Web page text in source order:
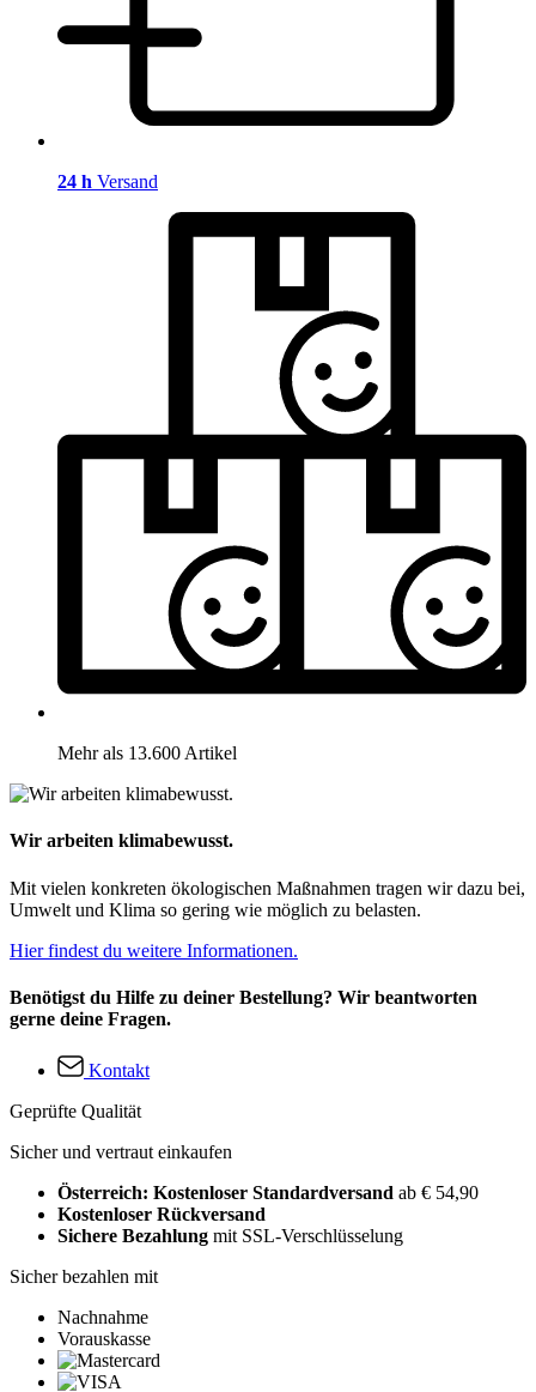
24 h Versand
Mehr als 13.600 Artikel
Wir arbeiten klimabewusst.
Mit vielen konkreten ökologischen Maßnahmen tragen wir dazu bei,
Umwelt und Klima so gering wie möglich zu belasten.
Hier findest du weitere Informationen.
Benötigst du Hilfe zu deiner Bestellung? Wir beantworten
gerne deine Fragen.
Kontakt
Geprüfte Qualität
Sicher und vertraut einkaufen
Österreich: Kostenloser Standardversand ab € 54,90
Kostenloser Rückversand
Sichere Bezahlung mit SSL-Verschlüsselung
Sicher bezahlen mit
Nachnahme
Vorauskasse